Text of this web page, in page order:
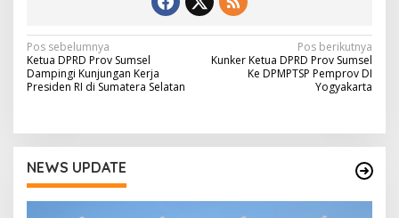
N
a
i
g
a
s
Pos sebelumnya
Ketua DPRD Prov Sumsel
Dampingi Kunjungan Kerja
Presiden RI di Sumatera Selatan
Pos berikutnya
Kunker Ketua DPRD Prov Sumsel
Ke DPMPTSP Pemprov DI
Yogyakarta
NEWS UPDATE